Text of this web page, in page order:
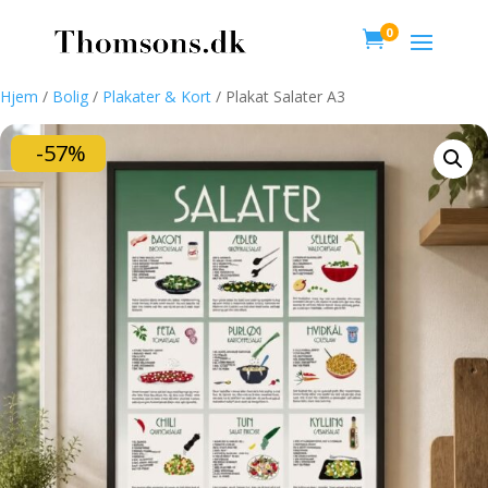
0
Hjem / Bolig / Plakater & Kort / Plakat Salater A3
-57%